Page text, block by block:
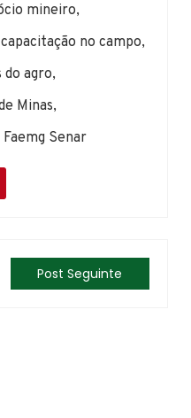
mineiro,
capacitação no campo,
agro,
Minas,
Senar
Post Seguinte